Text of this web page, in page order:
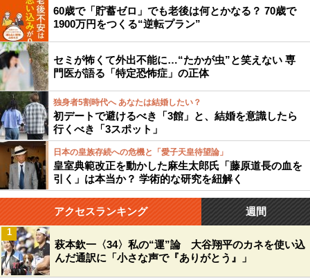
60歳で「貯蓄ゼロ」でも老後は何とかなる？ 70歳で
1900万円をつくる“逆転プラン”
セミが怖くて外出不能に…“たかが虫”と笑えない 専
門医が語る「特定恐怖症」の正体
独身者5割時代へ あなたは結婚したい？
初デートで避けるべき「3館」と、結婚を意識したら
行くべき「3スポット」
日本の皇族存続への危機と「愛子天皇待望論」
皇室典範改正を動かした麻生太郎氏「藤原道長の血を
引く」は本当か？ 学術的な研究を紐解く
アクセスランキング 週間
萩本欽一〈34〉私の“運”論 大谷翔平のカネを使い込
んだ通訳に「小さな声で『ありがとう』」
1